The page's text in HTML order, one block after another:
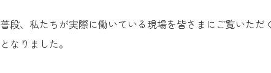
普段、私たちが実際に働いている現場を皆さまにご覧いた
となりました。